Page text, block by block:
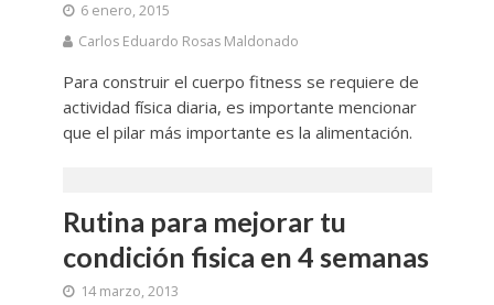
6 enero, 2015
Carlos Eduardo Rosas Maldonado
Para construir el cuerpo fitness se requiere de
actividad física diaria, es importante mencionar
que el pilar más importante es la alimentación.
Rutina para mejorar tu
condición fisica en 4 semanas
14 marzo, 2013